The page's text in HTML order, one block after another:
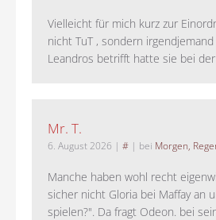
Vielleicht für mich kurz zur
nicht TuT , sondern
Leandros betrifft hatte sie bei der
Mr. T.
6. August 2026 | # | bei Morgen,
Manche haben wohl recht
sicher nicht Gloria bei Maffay an
spielen?". Da fragt Odeon. bei